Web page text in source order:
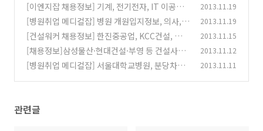
[이엔지잡 채용정보] 기계, 전기전자, IT 이공계
기술직 분야 구인구직정보
(0)
2013.11.19
[병원취업 메디컬잡] 병원 개원입지정보, 의사,
간호사, 간호조무사, 병원 직원 구인정보 (0)
2013.11.19
[건설워커 채용정보] 한진중공업, KCC건설, 효성
건설, SK건설, 한화엘앤씨, 쌍용양회, EG건설
(0)
2013.11.15
[채용정보]삼성물산·현대건설·부영 등 건설사
채용 (0)
2013.11.12
[병원취업 메디컬잡] 서울대학교병원, 분당차병
2013.11.11
관련글